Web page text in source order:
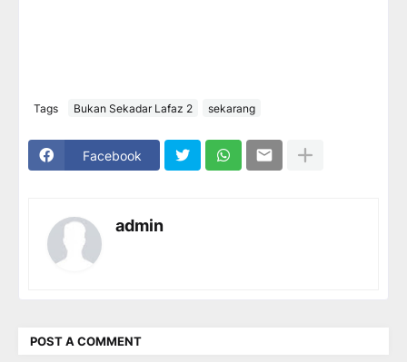
Tags Bukan Sekadar Lafaz 2 sekarang
Facebook
admin
POST A COMMENT